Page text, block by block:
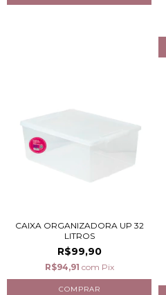
CAIXA ORGANIZADORA UP 32
LITROS
R$99,90
R$94,91 com Pix